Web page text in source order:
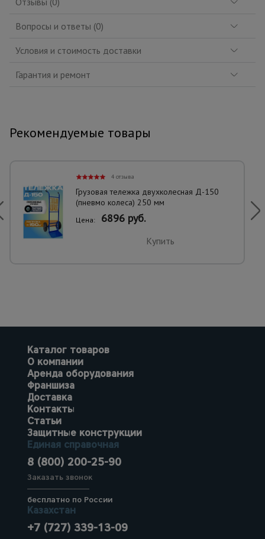
Вопросы и ответы (0)
Условия и стоимость доставки
Гарантия и ремонт
Рекомендуемые товары
4 отзыва
Грузовая тележка двухколесная Д-150
(пневмо колеса) 250 мм
Цена: 6896 руб.
Купить
Каталог товаров
О компании
Аренда оборудования
Франшиза
Доставка
Контакты
Статьи
Защитные конструкции
Единая справочная
8 (800) 200-25-90
Заказать звонок
бесплатно по России
Казахстан
+7 (727) 339-13-09